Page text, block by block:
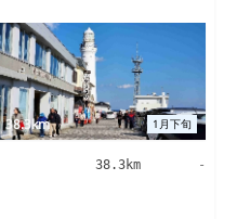
1月下旬
38.3km
38.3km -